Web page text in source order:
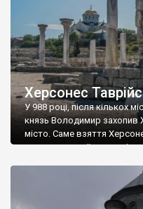
Херсонес
У 988 році, після кількох
князь Володимир захопив
місто. Саме взяття
диктувати свої умови
Херсонесі Володимир-
А потім було Хрещення